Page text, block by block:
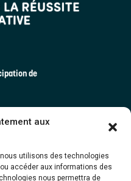
aux
utilisons des technologies
accéder aux informations des
nous permettra de
de